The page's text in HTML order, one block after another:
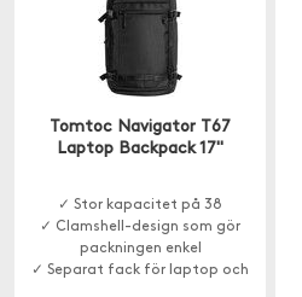
Tomtoc Navigator T67
Laptop Backpack 17"
✓ Stor kapacitet på 38
✓ Clamshell-design som gör
packningen enkel
✓ Separat fack för laptop och